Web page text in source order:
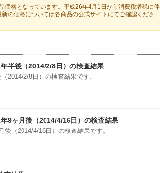
価格となっています。平成26年4月1日から消費税増税に伴
の価格については各商品の公式サイトにてご確認くださ
半後（2014/2/8日）の検査結果
2014/2/8日）の検査結果です。
9ヶ月後（2014/4/16日）の検査結果
（2014/4/16日）の検査結果です。